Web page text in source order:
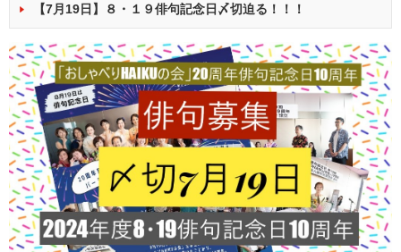
【7月19日】８・１９俳句記念日〆切迫る！！！